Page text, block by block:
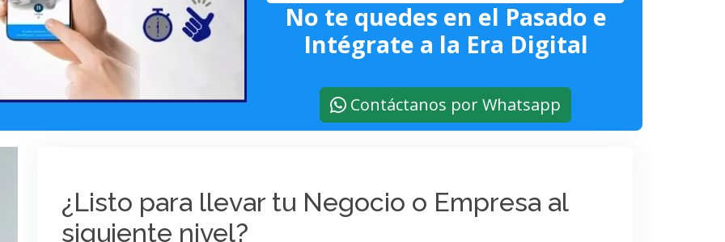
No te quedes en el Pasado e
Intégrate a la Era Digital
Contáctanos por Whatsapp
¿Listo para llevar tu Negocio o Empresa al
siguiente nivel?